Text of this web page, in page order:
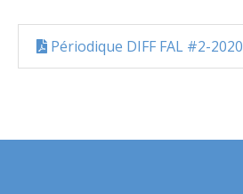
Périodique DIFF FAL #2-2020